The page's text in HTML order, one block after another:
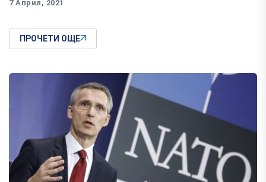
7 Април, 2021
ПРОЧЕТИ ОЩЕ